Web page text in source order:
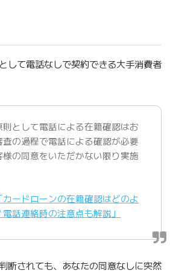
して電話なしで契約できる大手消費者
として電話による在籍確認はお
の過程で電話による確認が必要
の同意をいただかない限り実施
カードローンの在籍確認はどのよ
話連絡時の注意点も解説」
断されても、あなたの同意なしに突然